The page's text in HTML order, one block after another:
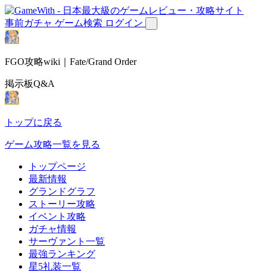
事前ガチャ ゲーム検索 ログイン
FGO攻略wiki｜Fate/Grand Order
掲示板Q&A
トップに戻る
ゲーム攻略一覧を見る
トップページ
最新情報
グランドグラフ
ストーリー攻略
イベント攻略
ガチャ情報
サーヴァント一覧
最強ランキング
星5礼装一覧